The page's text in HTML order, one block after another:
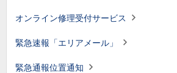
オンライン修理受付サービス
緊急速報「エリアメール」
緊急通報位置通知